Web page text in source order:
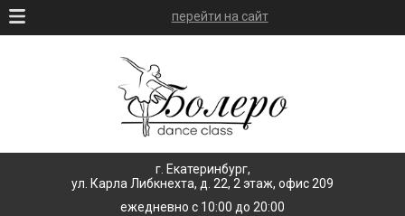
перейти на сайт
г. Екатеринбург,
ул. Карла Либкнехта, д. 22, 2 этаж, офис 209
ежедневно с 10:00 до 20:00